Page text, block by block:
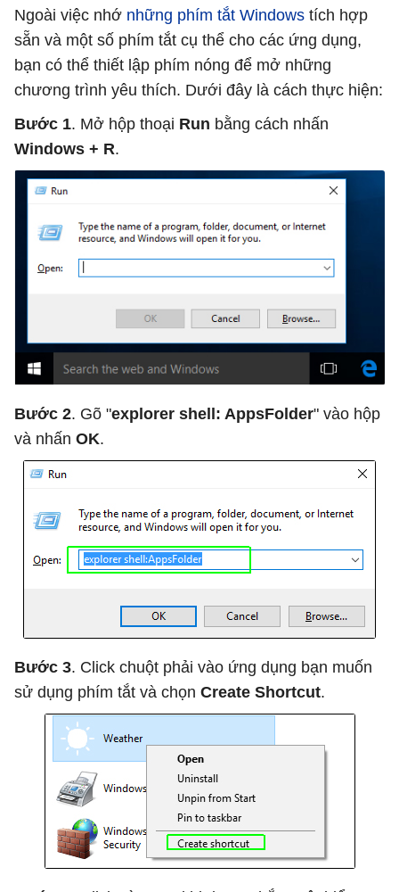
Ngoài việc nhớ những phím tắt Windows tích hợp
sẵn và một số phím tắt cụ thể cho các ứng dụng,
bạn có thể thiết lập phím nóng để mở những
chương trình yêu thích. Dưới đây là cách thực hiện:
Bước 1. Mở hộp thoại Run bằng cách nhấn
Windows + R.
Bước 2. Gõ "explorer shell: AppsFolder" vào hộp
và nhấn OK.
Bước 3. Click chuột phải vào ứng dụng bạn muốn
sử dụng phím tắt và chọn Create Shortcut.